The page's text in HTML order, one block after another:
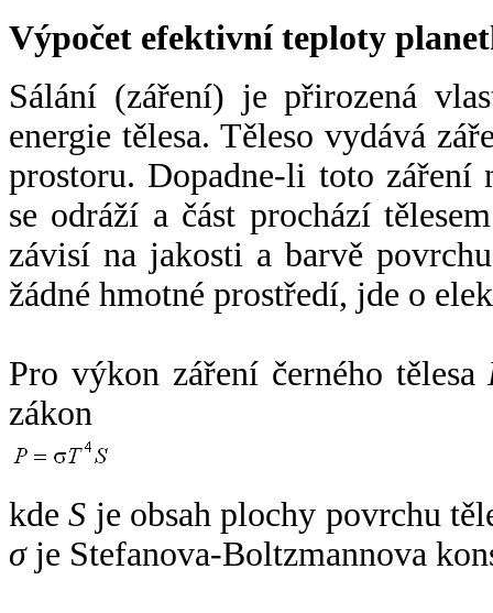
Výpočet efektivní teploty
Sálání (záření) je přirozená
energie tělesa. Těleso vydává
prostoru. Dopadne-li toto záření
se odráží a část prochází
závisí na jakosti a barvě
žádné hmotné prostředí, jde o
Pro výkon záření černého tělesa
zákon
kdeS je obsah plochy povrchu
σje Stefanova-Boltzmannova